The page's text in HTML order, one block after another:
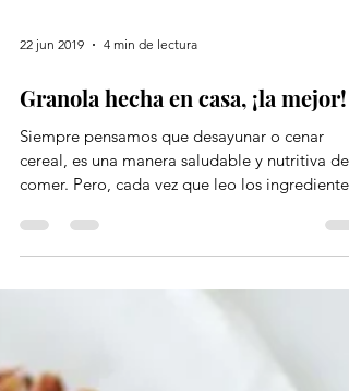
22 jun 2019 4 min de lectura
Granola hecha en casa, ¡la mejor!
Siempre pensamos que desayunar o cenar
comer. Pero, cada vez que leo los ingredientes
de...